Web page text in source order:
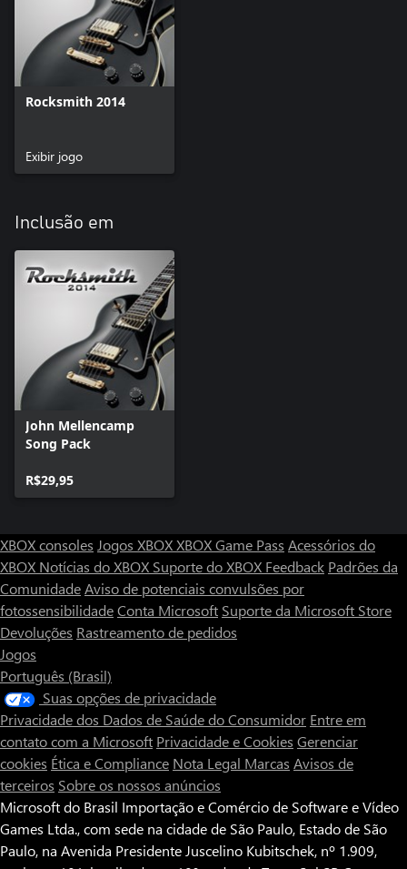
Rocksmith 2014
Exibir jogo
Inclusão em
John Mellencamp
Song Pack
R$29,95
XBOX consoles Jogos XBOXXBOX Game Pass Acessórios do
XBOX Notícias do XBOX Suporte do XBOX Feedback Padrões da
ComunidadeAviso de potenciais convulsões por
fotossensibilidadeConta Microsoft Suporte da Microsoft Store
Devoluções Rastreamento de pedidos
Jogos
Português (Brasil)
Suas opções de privacidade
Privacidade dos Dados de Saúde do Consumidor Entre em
contato com a Microsoft Privacidade e Cookies Gerenciar
cookies Ética e Compliance Nota Legal Marcas Avisos de
terceiros Sobre os nossos anúncios
Microsoft do Brasil Importação e Comércio de Software e Vídeo
Games Ltda., com sede na cidade de São Paulo, Estado de São
Paulo, na Avenida Presidente Juscelino Kubitschek, nº 1.909,